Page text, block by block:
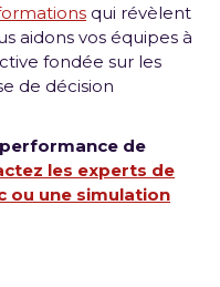
qui révèlent
aidons vos équipes à
fondée sur les
de décision
de
les experts de
ou une simulation